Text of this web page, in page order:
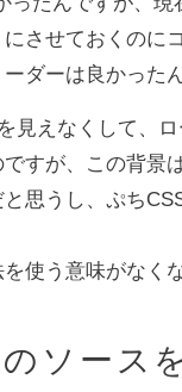
させておくのに
ダーは良かった
見えなくして、
すが、この背景
思うし、ぷち
使う意味がなく
ソース